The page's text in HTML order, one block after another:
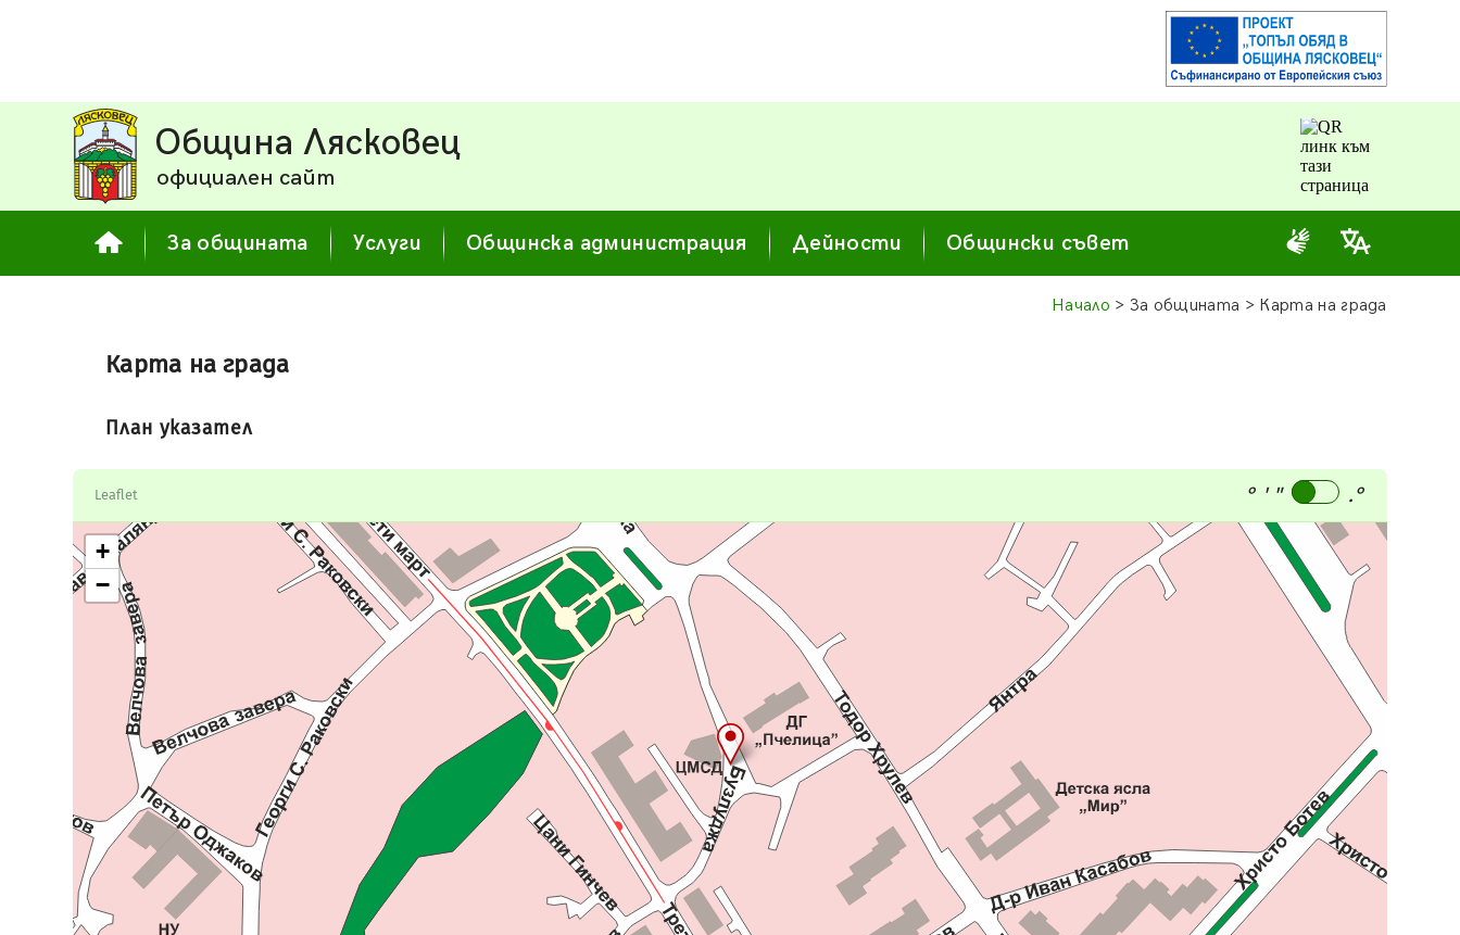
Община Лясковец
официален сайт
За общината Услуги Общинска администрация Дейности Общински съвет
Начало > За общината > Карта на града
Карта на града
План указател
Leaflet ° ' " .°
+
−